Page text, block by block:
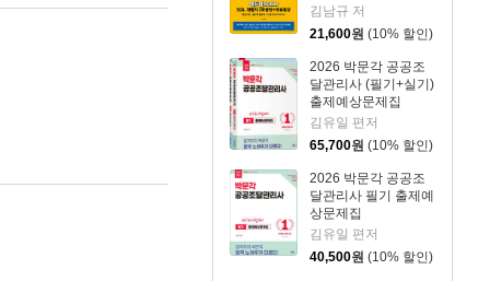
김남규 저
21,600원 (10% 할인)
2026 박문각 공공조
달관리사 (필기+실기)
출제예상문제집
김유일 편저
65,700원 (10% 할인)
2026 박문각 공공조
달관리사 필기 출제예
상문제집
김유일 편저
40,500원 (10% 할인)